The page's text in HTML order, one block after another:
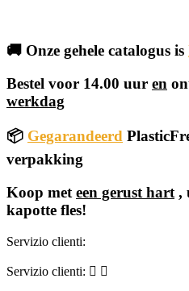
🚚 Onze gehele catalogus is
Bestel voor 14.00 uur en
werkdag
📦 Gegarandeerd
verpakking
Koop met een gerust hart ,
kapotte fles!
Servizio clienti:
Servizio clienti:  